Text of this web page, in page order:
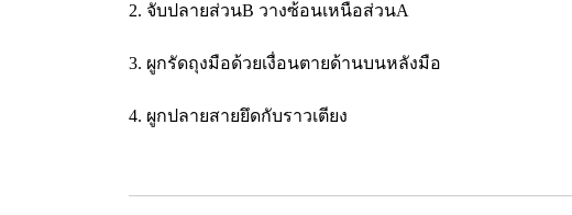
2. จับปลายส่วนB วางซ้อนเหนือส่วนA
3. ผูกรัดถุงมือด้วยเงื่อนตายด้านบนหลังมือ
4. ผูกปลายสายยึดกับราวเตียง